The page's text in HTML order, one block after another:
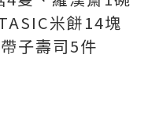
米餅14塊
子壽司5件